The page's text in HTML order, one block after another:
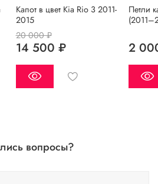
Капот в цвет Kia Rio 3 2011-
2015
20 000 ₽
14 500 ₽
Петли
2
вопросы?